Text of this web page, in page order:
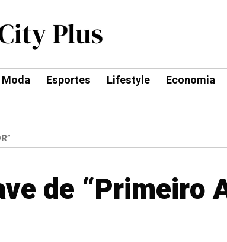
Moda Esportes Lifestyle Economia
de “Primeiro